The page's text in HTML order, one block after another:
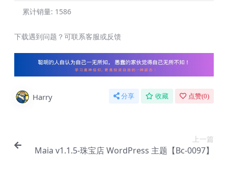
累计销量: 1586
下载遇到问题？可联系客服或反馈
Harry 分享 收藏 点赞(0)
上一篇
Maia v1.1.5-珠宝店 WordPress 主题【Bc-0097】